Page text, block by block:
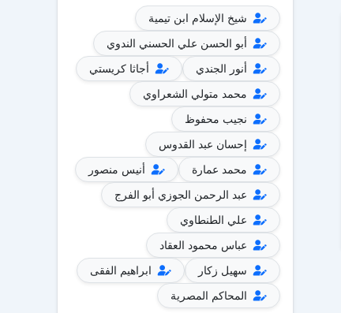
شيخ الإسلام ابن تيمية
أبو الحسن علي الحسني الندوي
أنور الجندي
أجاثا كريستي
محمد متولي الشعراوي
نجيب محفوظ
إحسان عبد القدوس
محمد عمارة
أنيس منصور
عبد الرحمن الجوزي أبو الفرج
علي الطنطاوي
عباس محمود العقاد
سهيل زكار
ابراهيم الفقى
المحاكم المصرية